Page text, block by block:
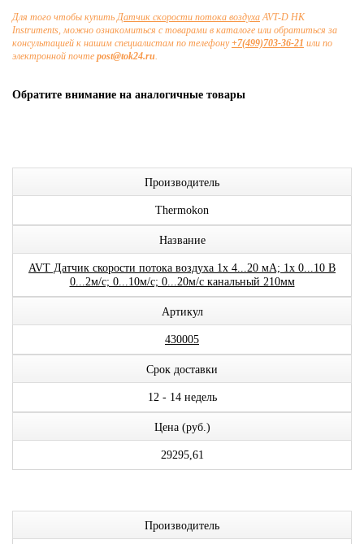
Для того чтобы купитьДатчик скорости потока воздухаAVT-D HK
Instruments, можно ознакомиться с товарами в каталоге или обратиться за
консультацией к нашим специалистам по телефону+7(499)703-36-21 или по
электронной почте post@tok24.ru.
Обратите внимание на аналогичные товары
Производитель
Thermokon
Название
AVT Датчик скорости потока воздуха 1x 4...20 мА; 1x 0...10 В
0...2м/с; 0...10м/с; 0...20м/с канальный 210мм
Артикул
430005
Срок доставки
12 - 14 недель
Цена (руб.)
29295,61
Производитель